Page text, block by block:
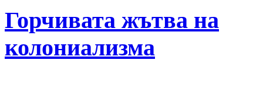
Горчивата жътва на
колониализма